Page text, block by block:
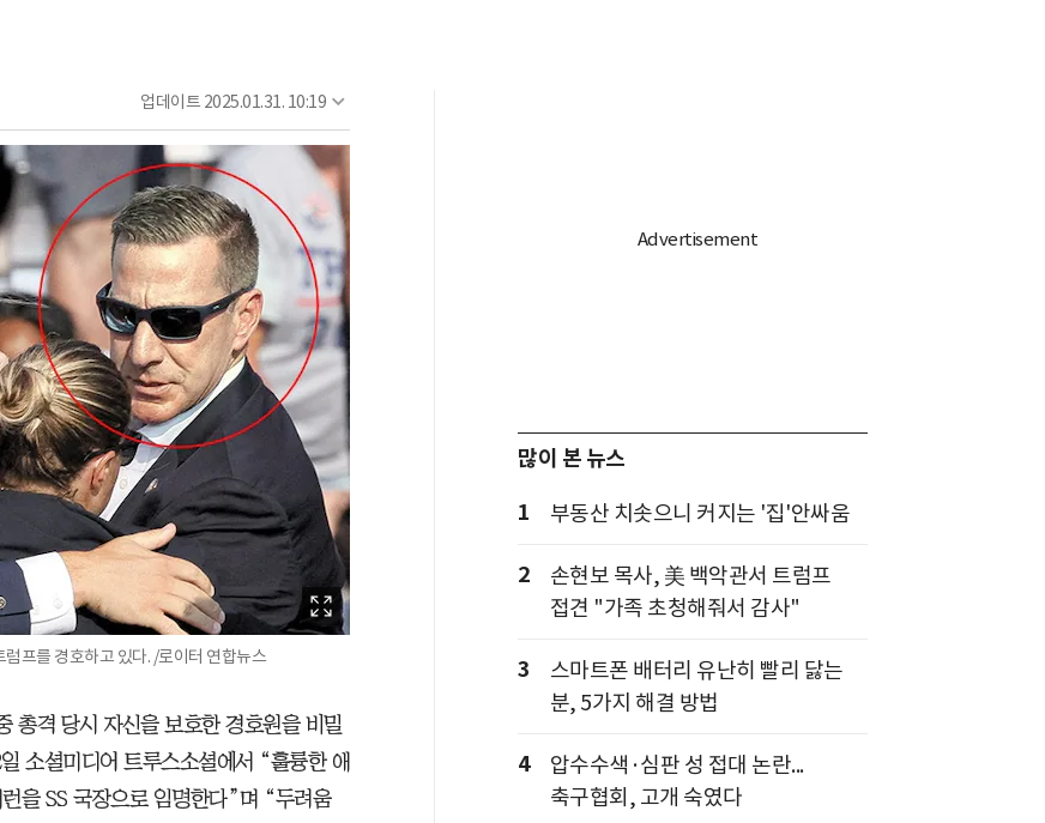
업데이트 2025.01.31. 10:19
프를 경호하고 있다. /로이터 연합뉴스
총격 당시 자신을 보호한 경호원을 비밀
소셜미디어 트루스소셜에서 “훌륭한 애
을 SS 국장으로 임명한다”며 “두려움
많이 본 뉴스
1
부동산 치솟으니 커지는 '집'안싸움
2
손현보 목사, 美 백악관서 트럼프
접견 "가족 초청해줘서 감사"
3
스마트폰 배터리 유난히 빨리 닳는
분, 5가지 해결 방법
4
압수수색·심판 성 접대 논란...
축구협회, 고개 숙였다